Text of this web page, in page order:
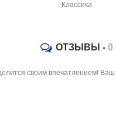
Классика
ОТЗЫВЫ - 0
своим впечатлением!